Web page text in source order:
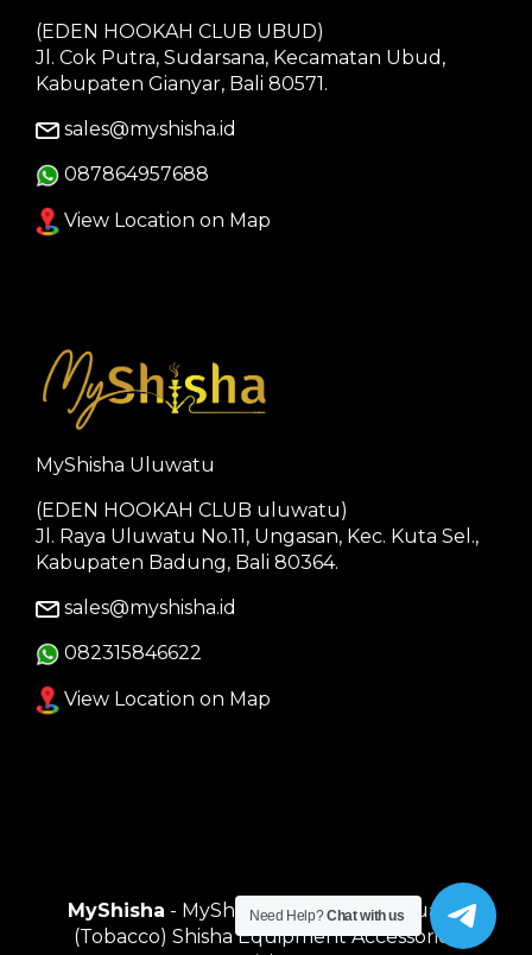
(EDEN HOOKAH CLUB UBUD)
Jl. Cok Putra, Sudarsana, Kecamatan Ubud,
Kabupaten Gianyar, Bali 80571.
sales@myshisha.id
087864957688
View Location on Map
MyShisha Uluwatu
(EDEN HOOKAH CLUB uluwatu)
Jl. Raya Uluwatu No.11, Ungasan, Kec. Kuta Sel.,
Kabupaten Badung, Bali 80364.
sales@myshisha.id
082315846622
View Location on Map
MyShisha - MyShisha adalah Toko Muasal
(Tobacco) Shisha Equipment Accessories
Need Help?Chat with us